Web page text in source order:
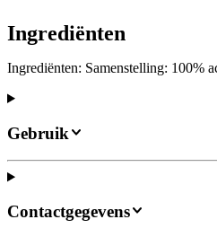
Ingrediënten
Ingrediënten: Samenstelling: 100%
Gebruik
Contactgegevens